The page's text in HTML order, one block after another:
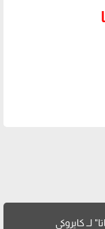
لــ كايروكي